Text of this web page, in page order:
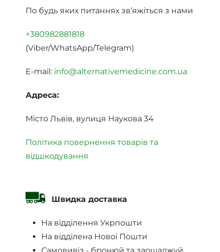
По будь яких питаннях зв’яжіться з нами
+380982881818
(Viber/WhatsApp/Telegram)
E-mail: info@alternativemedicine.com.ua
Адреса:
Місто Львів, вулиця Наукова 34
Політика повернення товарів та
відшкодування
Швидка доставка
На відділення Укрпошти
На відділена Нової Пошти
Самовивіз - бронюй та заощаджуй